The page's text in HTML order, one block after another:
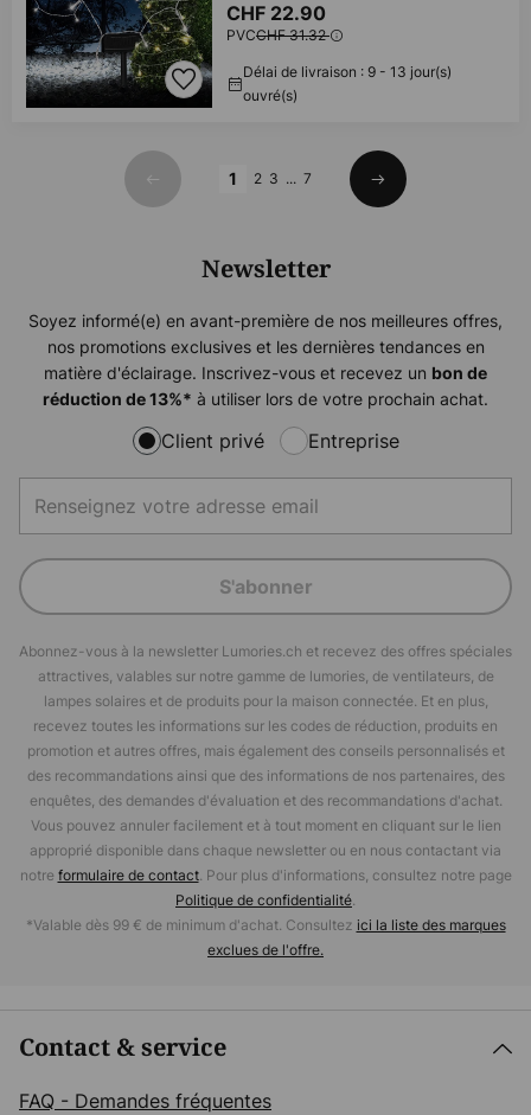
CHF 22.90
PVCCHF 31.32
Délai de livraison : 9 - 13 jour(s)
ouvré(s)
Précédent
1 2 3 ... 7
Suivant
Newsletter
Soyez informé(e) en avant-première de nos meilleures offres,
nos promotions exclusives et les dernières tendances en
matière d'éclairage. Inscrivez-vous et recevez un bon de
réduction de13%* à utiliser lors de votre prochain achat.
Client privé Entreprise
S'abonner
Abonnez-vous à la newsletter Lumories.ch et recevez des offres spéciales
attractives, valables sur notre gamme de lumories, de ventilateurs, de
lampes solaires et de produits pour la maison connectée. Et en plus,
recevez toutes les informations sur les codes de réduction, produits en
promotion et autres offres, mais également des conseils personnalisés et
des recommandations ainsi que des informations de nos partenaires, des
enquêtes, des demandes d'évaluation et des recommandations d'achat.
Vous pouvez annuler facilement et à tout moment en cliquant sur le lien
approprié disponible dans chaque newsletter ou en nous contactant via
notre formulaire de contact. Pour plus d'informations, consultez notre page
Politique de confidentialité.
*Valable dès 99 € de minimum d'achat. Consultez ici la liste des marques
exclues de l'offre.
Contact & service
FAQ - Demandes fréquentes